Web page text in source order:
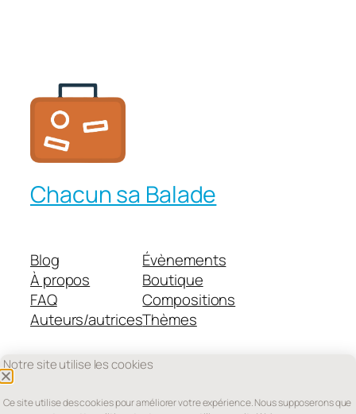
Chacun sa Balade
Blog
À propos
FAQ
Auteurs/autrices
Évènements
Boutique
Compositions
Thèmes
Notre site utilise les cookies
Ce site utilise des cookies pour améliorer votre expérience. Nous supposerons que